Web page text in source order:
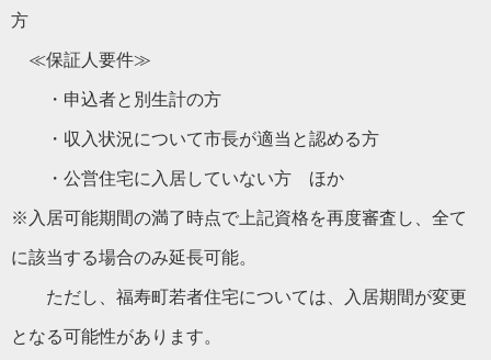
方
≪保証人要件≫
・申込者と別生計の方
・収入状況について市長が適当と認める方
・公営住宅に入居していない方 ほか
※入居可能期間の満了時点で上記資格を再度審査し、全て
に該当する場合のみ延長可能。
ただし、福寿町若者住宅については、入居期間が変更
となる可能性があります。